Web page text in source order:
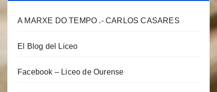
A MARXE DO TEMPO .- CARLOS CASARES
El Blog del Liceo
Facebook – Liceo de Ourense